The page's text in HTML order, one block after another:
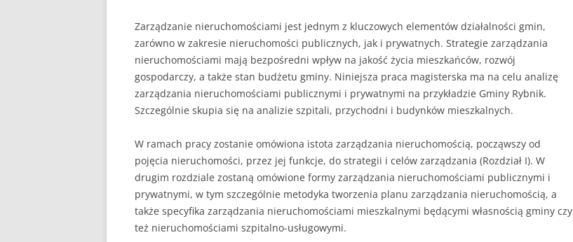
Zarządzanie nieruchomościami jest jednym z kluczowych elementów działalności gmin,
zarówno w zakresie nieruchomości publicznych, jak i prywatnych. Strategie zarządzania
nieruchomościami mają bezpośredni wpływ na jakość życia mieszkańców, rozwój
gospodarczy, a także stan budżetu gminy. Niniejsza praca magisterska ma na celu analizę
zarządzania nieruchomościami publicznymi i prywatnymi na przykładzie Gminy Rybnik.
Szczególnie skupia się na analizie szpitali, przychodni i budynków mieszkalnych.
W ramach pracy zostanie omówiona istota zarządzania nieruchomością, począwszy od
pojęcia nieruchomości, przez jej funkcje, do strategii i celów zarządzania (Rozdział I). W
drugim rozdziale zostaną omówione formy zarządzania nieruchomościami publicznymi i
prywatnymi, w tym szczególnie metodyka tworzenia planu zarządzania nieruchomością, a
także specyfika zarządzania nieruchomościami mieszkalnymi będącymi własnością gminy czy
też nieruchomościami szpitalno-usługowymi.